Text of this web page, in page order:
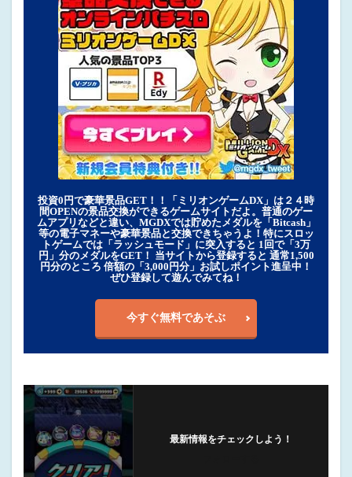
投資0円で豪華景品GET！！「ミリオンゲームDX」は２４時
間OPENの景品交換ができるゲームサイトだよ。普通のゲー
ムアプリなどと違い、MGDXでは貯めたメダルを「Bitcash」
等の電子マネーや豪華景品と交換できちゃうよ！特にスロッ
トゲームでは「ラッシュモード」に突入すると 1回で「3万
円」分のメダルをGET！ 当サイトから登録すると 通常1,500
円分のところ 倍額の「3,000円分」お試しポイント進呈中！
ぜひ登録して遊んでみてね！
今すぐ無料であそぶ
最新情報をチェックしよう！